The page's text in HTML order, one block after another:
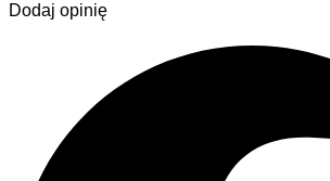
Dodaj opinię